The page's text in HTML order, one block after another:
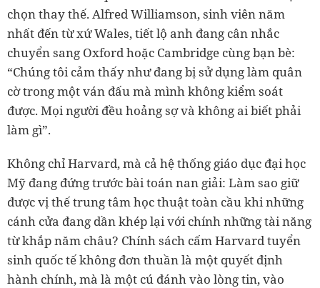
chọn thay thế. Alfred Williamson, sinh viên năm
nhất đến từ xứ Wales, tiết lộ anh đang cân nhắc
chuyển sang Oxford hoặc Cambridge cùng bạn bè:
“Chúng tôi cảm thấy như đang bị sử dụng làm quân
cờ trong một ván đấu mà mình không kiểm soát
được. Mọi người đều hoảng sợ và không ai biết phải
làm gì”.
Không chỉ Harvard, mà cả hệ thống giáo dục đại học
Mỹ đang đứng trước bài toán nan giải: Làm sao giữ
được vị thế trung tâm học thuật toàn cầu khi những
cánh cửa đang dần khép lại với chính những tài năng
từ khắp năm châu? Chính sách cấm Harvard tuyển
sinh quốc tế không đơn thuần là một quyết định
hành chính, mà là một cú đánh vào lòng tin, vào